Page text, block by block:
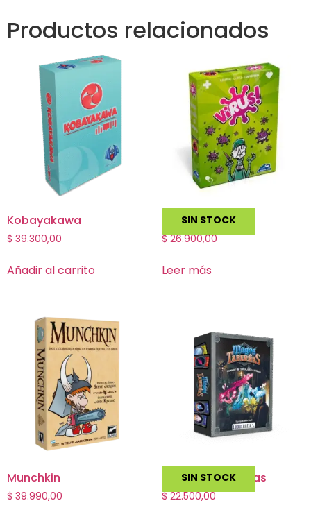
Productos relacionados
Kobayakawa
$ 39.300,00
Añadir al carrito
SIN STOCK
Virus!
$26.900,00
Leer más
Munchkin
$ 39.990,00
SIN STOCK
Magos y Tabernas
$22.500,00